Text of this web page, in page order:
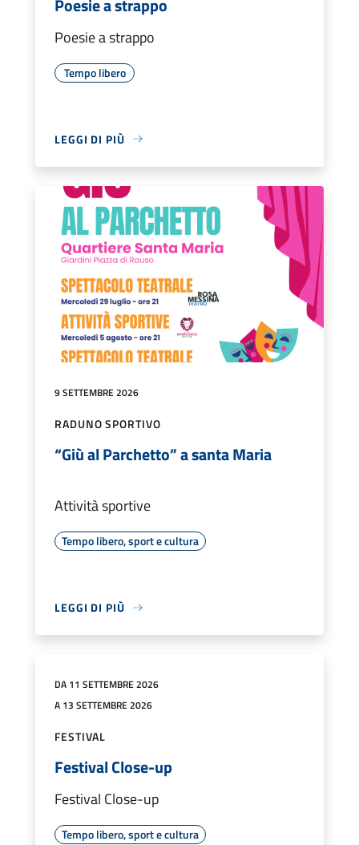
Poesie a strappo
Tempo libero
LEGGI DI PIÙ
9 SETTEMBRE 2026
RADUNO SPORTIVO
“Giù al Parchetto” a santa Maria
Attività sportive
Tempo libero, sport e cultura
LEGGI DI PIÙ
DA 11 SETTEMBRE 2026
A 13 SETTEMBRE 2026
FESTIVAL
Festival Close-up
Festival Close-up
Tempo libero, sport e cultura